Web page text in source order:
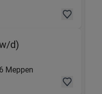
d) (Reinigung &
Meppen